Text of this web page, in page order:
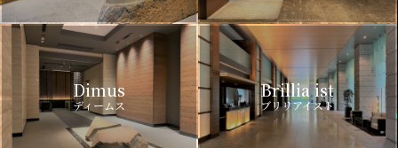
Dimus
ディームス
Brillia ist
ブリリアイスト